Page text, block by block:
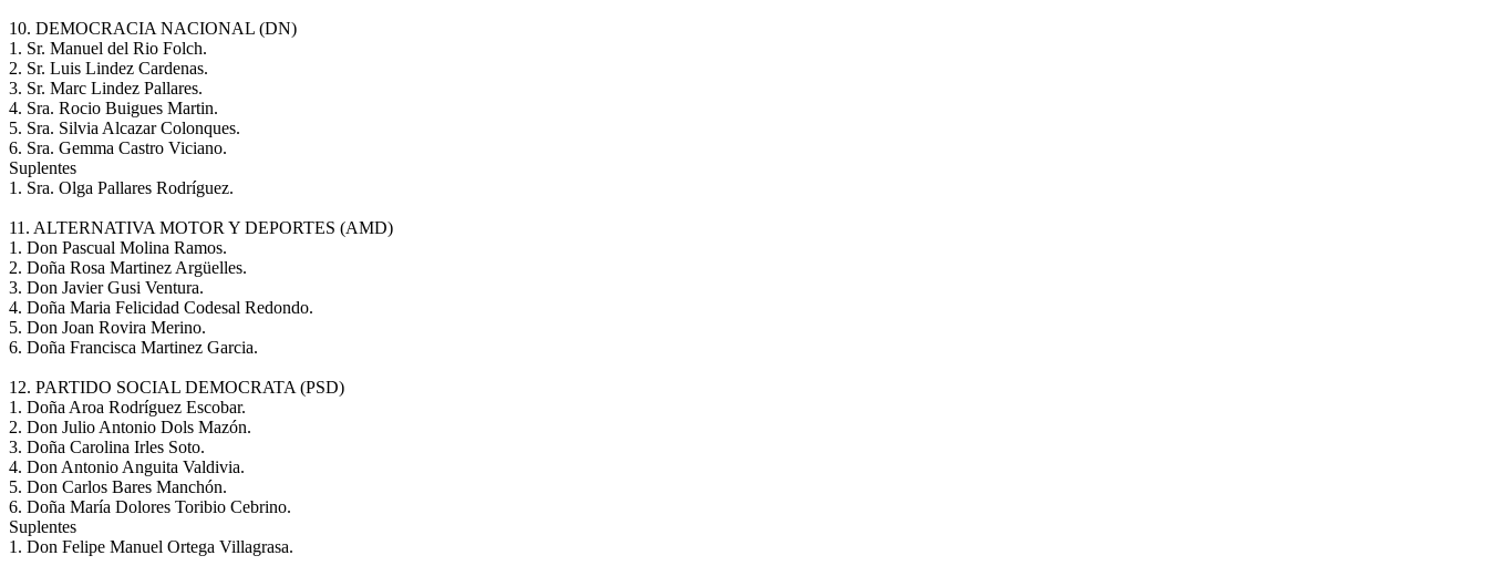
10. DEMOCRACIA NACIONAL (DN)
1. Sr. Manuel del Rio Folch.
2. Sr. Luis Lindez Cardenas.
3. Sr. Marc Lindez Pallares.
4. Sra. Rocio Buigues Martin.
5. Sra. Silvia Alcazar Colonques.
6. Sra. Gemma Castro Viciano.
Suplentes
1. Sra. Olga Pallares Rodríguez.
11. ALTERNATIVA MOTOR Y DEPORTES (AMD)
1. Don Pascual Molina Ramos.
2. Doña Rosa Martinez Argüelles.
3. Don Javier Gusi Ventura.
4. Doña Maria Felicidad Codesal Redondo.
5. Don Joan Rovira Merino.
6. Doña Francisca Martinez Garcia.
12. PARTIDO SOCIAL DEMOCRATA (PSD)
1. Doña Aroa Rodríguez Escobar.
2. Don Julio Antonio Dols Mazón.
3. Doña Carolina Irles Soto.
4. Don Antonio Anguita Valdivia.
5. Don Carlos Bares Manchón.
6. Doña María Dolores Toribio Cebrino.
Suplentes
1. Don Felipe Manuel Ortega Villagrasa.